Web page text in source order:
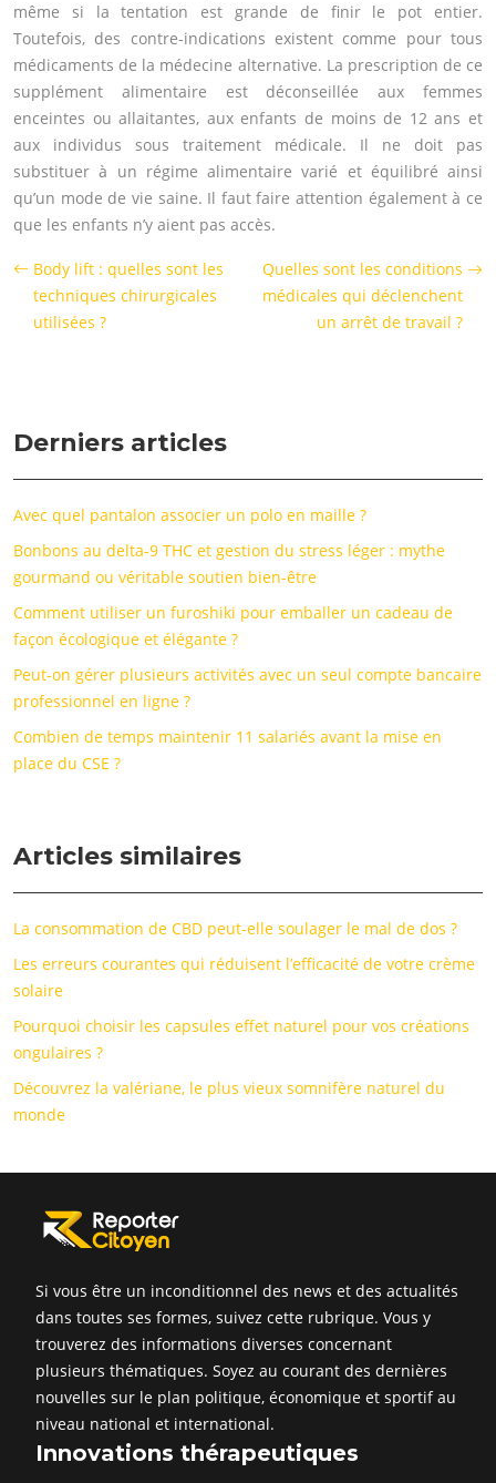
même si la tentation est grande de finir le pot entier.
Toutefois, des contre-indications existent comme pour tous
médicaments de la médecine alternative. La prescription de ce
supplément alimentaire est déconseillée aux femmes
enceintes ou allaitantes, aux enfants de moins de 12 ans et
aux individus sous traitement médicale. Il ne doit pas
substituer à un régime alimentaire varié et équilibré ainsi
qu’un mode de vie saine. Il faut faire attention également à ce
que les enfants n’y aient pas accès.
Body lift : quelles sont les
techniques chirurgicales
utilisées ?
Quelles sont les conditions
médicales qui déclenchent
un arrêt de travail ?
Derniers articles
Avec quel pantalon associer un polo en maille ?
Bonbons au delta-9 THC et gestion du stress léger : mythe
gourmand ou véritable soutien bien-être
Comment utiliser un furoshiki pour emballer un cadeau de
façon écologique et élégante ?
Peut-on gérer plusieurs activités avec un seul compte bancaire
professionnel en ligne ?
Combien de temps maintenir 11 salariés avant la mise en
place du CSE ?
Articles similaires
La consommation de CBD peut-elle soulager le mal de dos ?
Les erreurs courantes qui réduisent l’efficacité de votre crème
solaire
Pourquoi choisir les capsules effet naturel pour vos créations
ongulaires ?
Découvrez la valériane, le plus vieux somnifère naturel du
monde
Si vous être un inconditionnel des news et des actualités
dans toutes ses formes, suivez cette rubrique. Vous y
trouverez des informations diverses concernant
plusieurs thématiques. Soyez au courant des dernières
nouvelles sur le plan politique, économique et sportif au
niveau national et international.
Innovations thérapeutiques